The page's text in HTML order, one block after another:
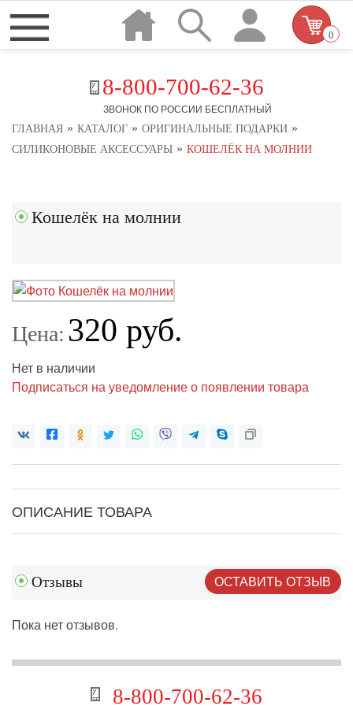
8-800-700-62-36
ЗВОНОК ПО РОССИИ БЕСПЛАТНЫЙ
0
ГЛАВНАЯ » КАТАЛОГ » ОРИГИНАЛЬНЫЕ ПОДАРКИ »
СИЛИКОНОВЫЕ АКСЕССУАРЫ » КОШЕЛЁК НА МОЛНИИ
Кошелёк на молнии
Цена: 320 руб.
Нет в наличии
Подписаться на уведомление о появлении товара
ОПИСАНИЕ ТОВАРА
Отзывы ОСТАВИТЬ ОТЗЫВ
Пока нет отзывов.
8-800-700-62-36